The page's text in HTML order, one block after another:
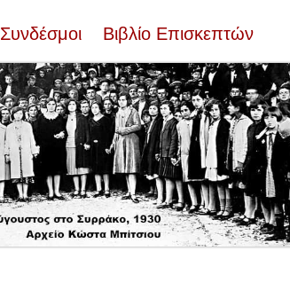
Συνδέσμοι Βιβλίο Επισκεπτών